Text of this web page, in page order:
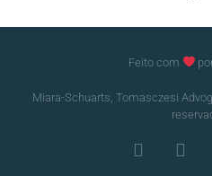
Feito com
Miara-Schuarts, Tomasczesi